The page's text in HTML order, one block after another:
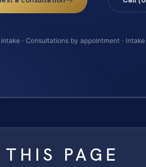
· Consultations by appointment ·
PAGE